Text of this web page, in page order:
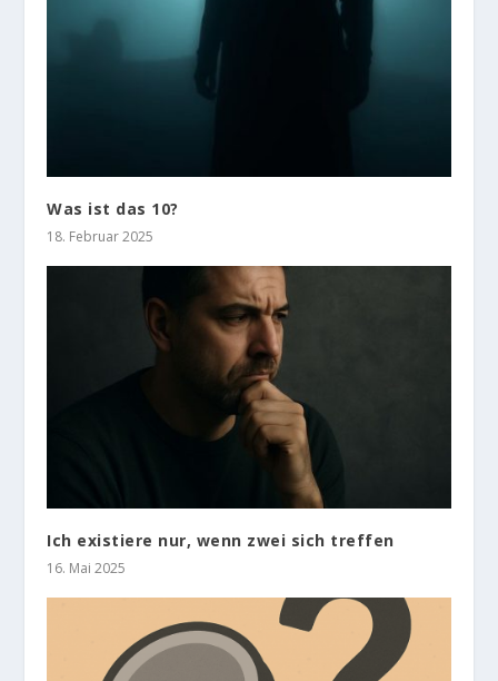
Was ist das 10?
18. Februar 2025
Ich existiere nur, wenn zwei sich treffen
16. Mai 2025